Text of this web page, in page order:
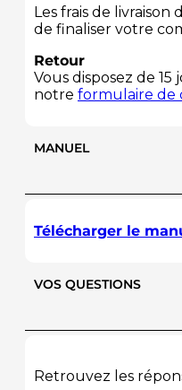
Les frais de
de finaliser votre
Retour
Vous disposez de
notre formulaire de
MANUEL
Télécharger le
VOS QUESTIONS
Retrouvez les